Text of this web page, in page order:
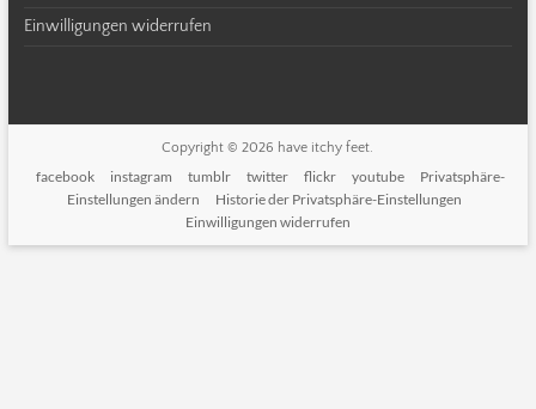
Einwilligungen widerrufen
Copyright © 2026 have itchy feet.
facebook instagram tumblr twitter flickr youtube
Privatsphäre-
Einstellungen ändern
Historie der Privatsphäre-Einstellungen
Einwilligungen widerrufen